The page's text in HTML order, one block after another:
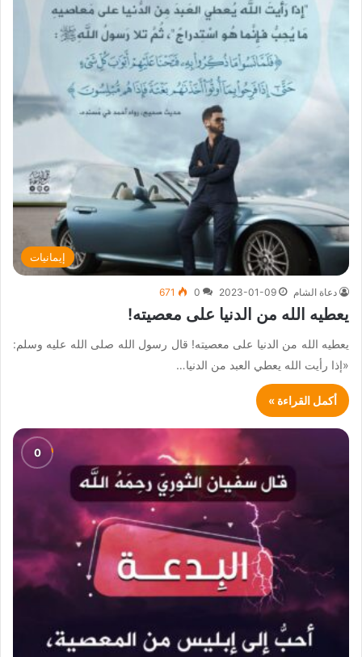
إيمانيات
دعاة الشام 2023-01-09
0
671
يعطيه الله من الدنيا على معصيته!
يعطيه الله من الدنيا على معصيته! قال رسول الله صلى الله عليه وسلم:
«إذا رأيت الله يعطي العبد من الدنيا…
أكمل القراءة »